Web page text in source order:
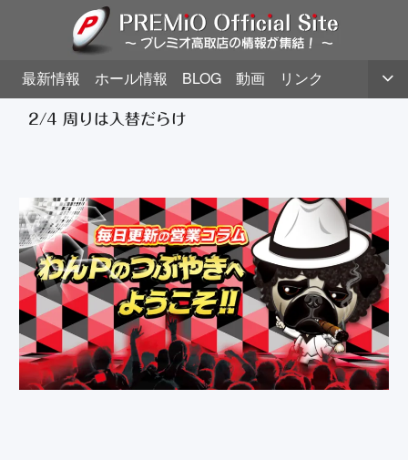
最新情報 ホール情報 BLOG 動画 リンク
2/4 周りは入替だらけ